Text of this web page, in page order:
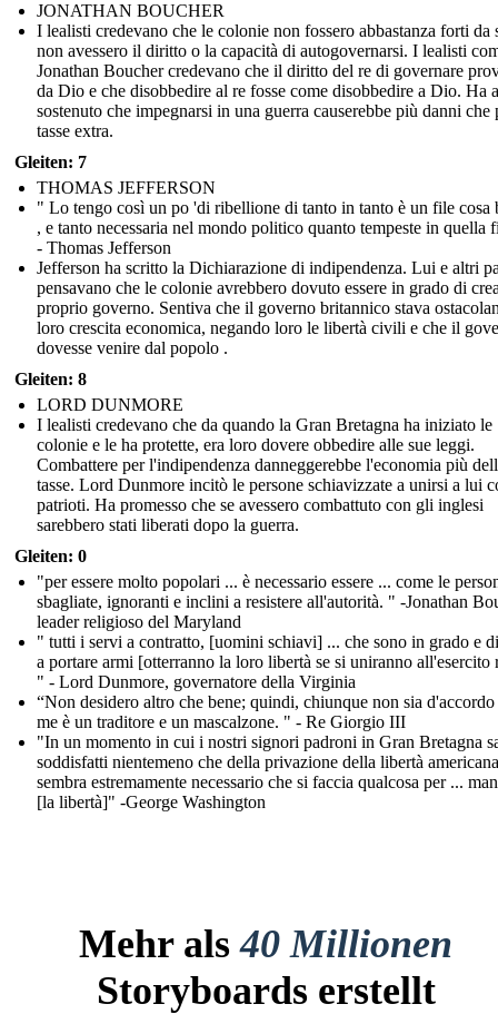
JONATHAN BOUCHER
I lealisti credevano che le colonie non fossero abbastanza forti da
non avessero il diritto o la capacità di autogovernarsi. I lealisti
Jonathan Boucher credevano che il diritto del re di governare
da Dio e che disobbedire al re fosse come disobbedire a Dio. Ha
sostenuto che impegnarsi in una guerra causerebbe più danni che
tasse extra.
Gleiten: 7
THOMAS JEFFERSON
" Lo tengo così un po 'di ribellione di tanto in tanto è un file cosa
, e tanto necessaria nel mondo politico quanto tempeste in quella
- Thomas Jefferson
Jefferson ha scritto la Dichiarazione di indipendenza. Lui e altri
pensavano che le colonie avrebbero dovuto essere in grado di
proprio governo. Sentiva che il governo britannico stava
loro crescita economica, negando loro le libertà civili e che il
dovesse venire dal popolo .
Gleiten: 8
LORD DUNMORE
I lealisti credevano che da quando la Gran Bretagna ha iniziato le
colonie e le ha protette, era loro dovere obbedire alle sue leggi.
Combattere per l'indipendenza danneggerebbe l'economia più
tasse. Lord Dunmore incitò le persone schiavizzate a unirsi a lui
patrioti. Ha promesso che se avessero combattuto con gli inglesi
sarebbero stati liberati dopo la guerra.
Gleiten: 0
"per essere molto popolari ... è necessario essere ... come le
sbagliate, ignoranti e inclini a resistere all'autorità. " -Jonathan
leader religioso del Maryland
" tutti i servi a contratto, [uomini schiavi] ... che sono in grado e
a portare armi [otterranno la loro libertà se si uniranno all'esercito
" - Lord Dunmore, governatore della Virginia
“Non desidero altro che bene; quindi, chiunque non sia
me è un traditore e un mascalzone. " - Re Giorgio III
"In un momento in cui i nostri signori padroni in Gran Bretagna
soddisfatti nientemeno che della privazione della libertà
sembra estremamente necessario che si faccia qualcosa per ...
[la libertà]" -George Washington
Mehr als40 Millionen
Storyboards erstellt